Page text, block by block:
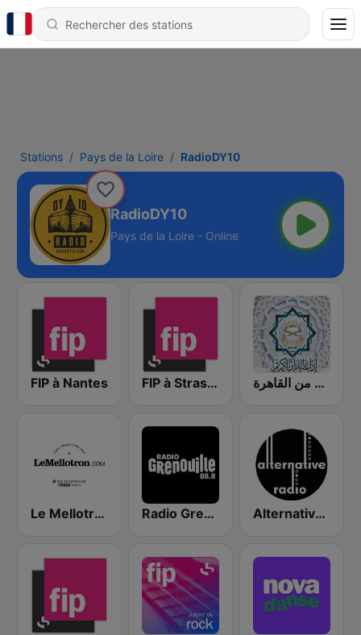
Stations Pays de la Loire RadioDY10
RadioDY10
Pays de la Loire - Online
FIP à Nantes FIP à Strasbourg إذاعة القرآن الكريم من القاهرة
Le Mellotron Radio Grenouille Alternative Radio